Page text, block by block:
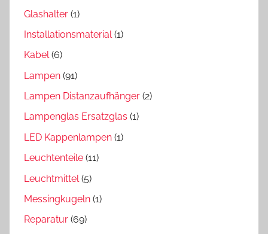
Glashalter (1)
Installationsmaterial(1)
Kabel(6)
Lampen (91)
Lampen Distanzaufhänger (2)
Lampenglas Ersatzglas (1)
LED Kappenlampen (1)
Leuchtenteile (11)
Leuchtmittel (5)
Messingkugeln (1)
Reparatur (69)